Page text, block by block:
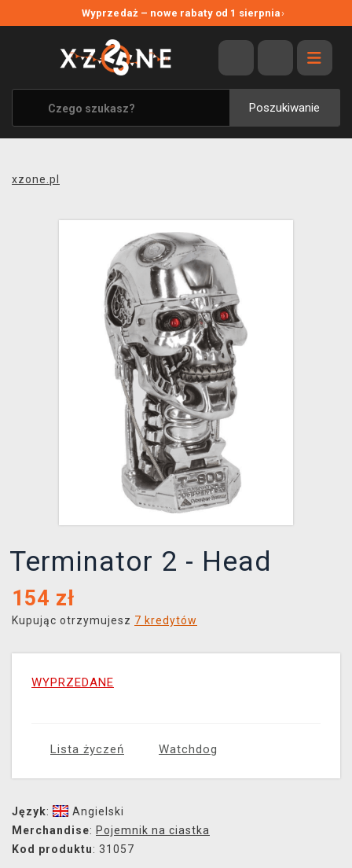
Wyprzedaż – nowe rabaty od 1 sierpnia›
Poszukiwanie
WYPRZEDAŻ
WSZYSTKIE MARKI
XZONE ORIGINALS
UBRANIA I AKCESORIA
xzone.pl
Terminator 2 - Head
154 zł
Kupując otrzymujesz 7 kredytów
WYPRZEDANE
Lista życzeń Watchdog
Język:
Angielski
Merchandise: Pojemnik na ciastka
Kod produktu: 31057